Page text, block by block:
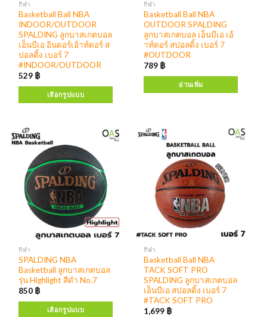
กีฬา
Basketball Ball NBA
INDOOR/OUTDOOR
SPALDING ลูกบาสเกตบอล
เอ็นบีเอ อินดอร์เอ้าท์ดอร์ ส
ปอลดิ้ง เบอร์ 7
#INDOOR/OUTDOOR
529 ฿
เลือกรูปแบบ
กีฬา
Basketball Ball NBA
OUTDOOR SPALDING
ลูกบาสเกตบอล เอ็นบีเอ เอ้
าท์ดอร์ สปอลดิ้ง เบอร์ 7
#OUTDOOR
789 ฿
อ่านเพิ่ม
กีฬา
Basketball Ball NBA
TACK SOFT PRO
SPALDING ลูกบาสเกตบอล
เอ็นบีเอ สปอลดิ้ง เบอร์ 7
#TACK SOFT PRO
1,699 ฿
กีฬา
SPALDING NBA
Basketball ลูกบาสเกตบอล
รุ่น Highlight สีดำ No.7
850 ฿
เลือกรูปแบบ